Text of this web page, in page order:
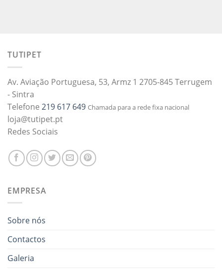
TUTIPET
Av. Aviação Portuguesa, 53, Armz 1 2705-845 Terrugem
- Sintra
Telefone 219 617 649 Chamada para a rede fixa nacional
loja@tutipet.pt
Redes Sociais
EMPRESA
Sobre nós
Contactos
Galeria